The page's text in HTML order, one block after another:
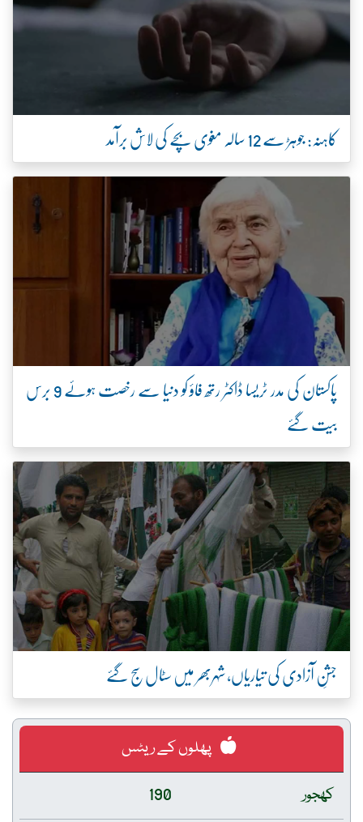
کاہنہ: جوہڑ سے 12 سالہ مغوی بچے کی لاش برآمد
پاکستان کی مدر ٹریسا ڈاکٹر رتھ فاؤ کو دنیا سے رخصت ہوئے 9 برس
بیت گئے
جشنِ آزادی کی تیاریاں، شہربھر میں سٹال سج گئے
پھلوں کے ریٹس
کھجور
190